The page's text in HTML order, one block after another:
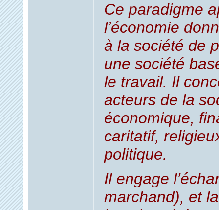
Ce paradigme
l’économie
à la société de
une société
le travail. Il
acteurs de la
économique,
caritatif,
politique.
Il engage
marchand), et